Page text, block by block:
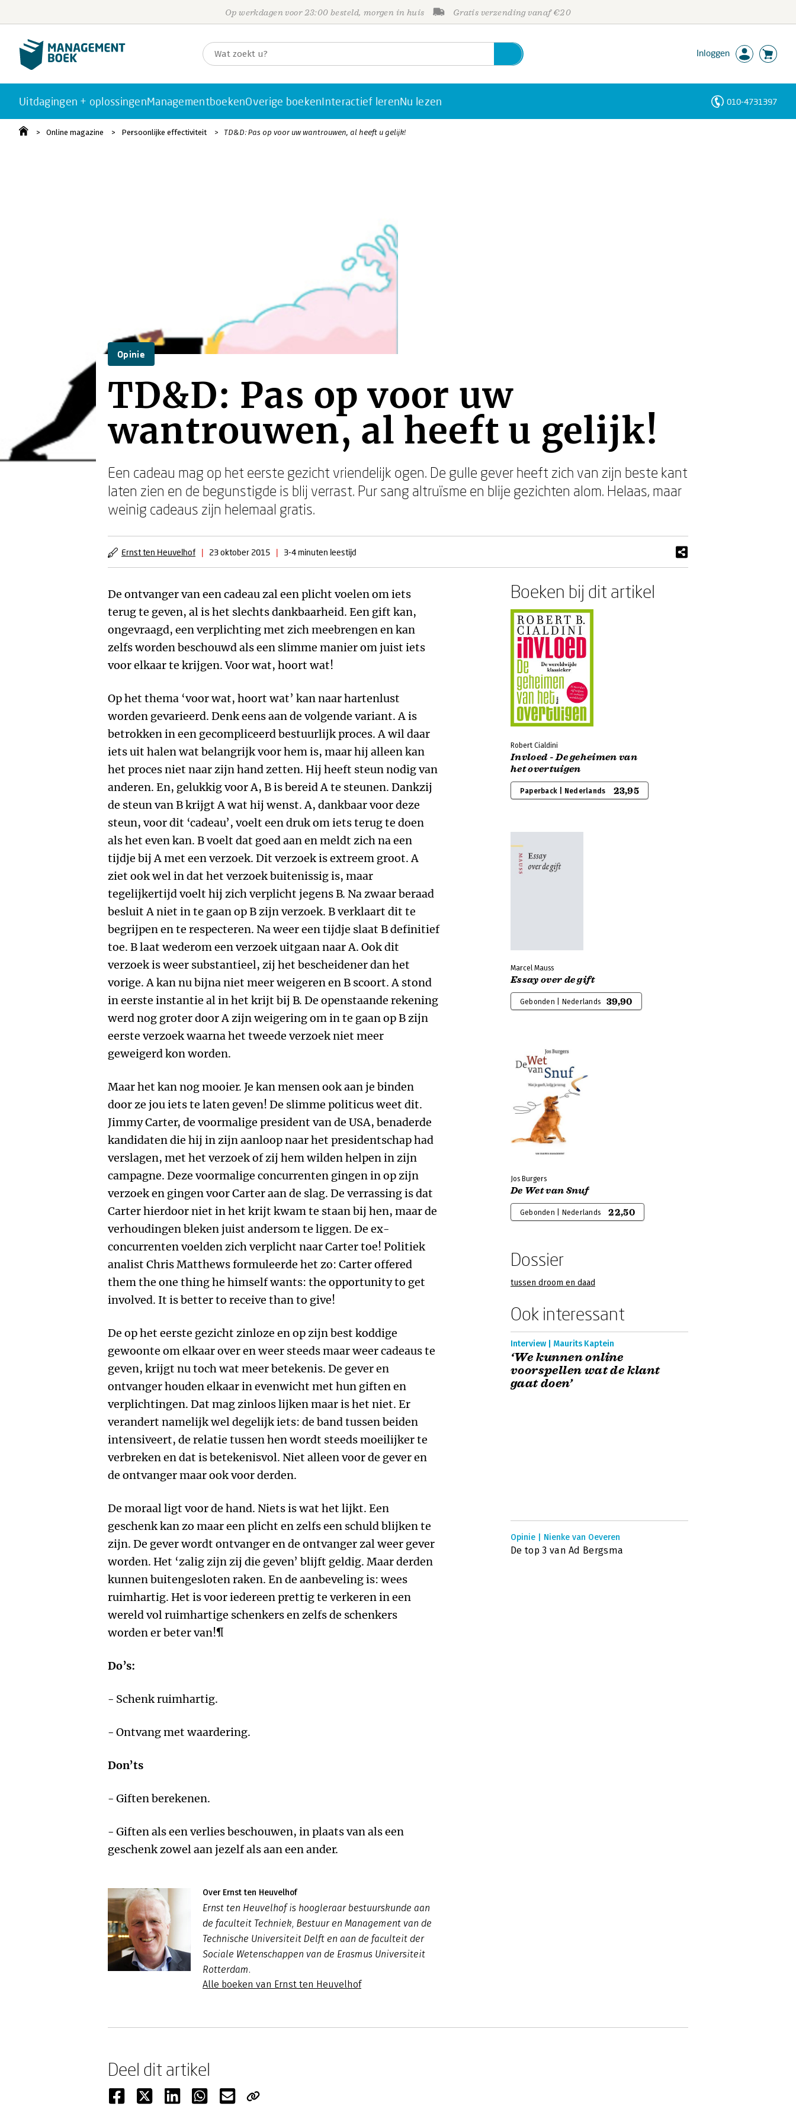
Op werkdagen voor 23:00 besteld, morgen in huis Gratis verzending vanaf €20
Inloggen
Uitdagingen + oplossingenManagementboekenOverige boekenInteractief lerenNu lezen 010-4731397
Online magazine Persoonlijke effectiviteit TD&D: Pas op voor uw wantrouwen, al heeft u gelijk!
Opinie
TD&D: Pas op voor uw
wantrouwen, al heeft u gelijk!
Een cadeau mag op het eerste gezicht vriendelijk ogen. De gulle gever heeft zich van zijn beste kant
laten zien en de begunstigde is blij verrast. Pur sang altruïsme en blije gezichten alom. Helaas, maar
weinig cadeaus zijn helemaal gratis.
Ernst ten Heuvelhof | 23 oktober 2015 | 3-4 minuten leestijd
De ontvanger van een cadeau zal een plicht voelen om iets
terug te geven, al is het slechts dankbaarheid. Een gift kan,
ongevraagd, een verplichting met zich meebrengen en kan
zelfs worden beschouwd als een slimme manier om juist iets
voor elkaar te krijgen. Voor wat, hoort wat!
Op het thema ‘voor wat, hoort wat’ kan naar hartenlust
worden gevarieerd. Denk eens aan de volgende variant. A is
betrokken in een gecompliceerd bestuurlijk proces. A wil daar
iets uit halen wat belangrijk voor hem is, maar hij alleen kan
het proces niet naar zijn hand zetten. Hij heeft steun nodig van
anderen. En, gelukkig voor A, B is bereid A te steunen. Dankzij
de steun van B krijgt A wat hij wenst. A, dankbaar voor deze
steun, voor dit ‘cadeau’, voelt een druk om iets terug te doen
als het even kan. B voelt dat goed aan en meldt zich na een
tijdje bij A met een verzoek. Dit verzoek is extreem groot. A
ziet ook wel in dat het verzoek buitenissig is, maar
tegelijkertijd voelt hij zich verplicht jegens B. Na zwaar beraad
besluit A niet in te gaan op B zijn verzoek. B verklaart dit te
begrijpen en te respecteren. Na weer een tijdje slaat B definitief
toe. B laat wederom een verzoek uitgaan naar A. Ook dit
verzoek is weer substantieel, zij het bescheidener dan het
vorige. A kan nu bijna niet meer weigeren en B scoort. A stond
in eerste instantie al in het krijt bij B. De openstaande rekening
werd nog groter door A zijn weigering om in te gaan op B zijn
eerste verzoek waarna het tweede verzoek niet meer
geweigerd kon worden.
Maar het kan nog mooier. Je kan mensen ook aan je binden
door ze jou iets te laten geven! De slimme politicus weet dit.
Jimmy Carter, de voormalige president van de USA, benaderde
kandidaten die hij in zijn aanloop naar het presidentschap had
verslagen, met het verzoek of zij hem wilden helpen in zijn
campagne. Deze voormalige concurrenten gingen in op zijn
verzoek en gingen voor Carter aan de slag. De verrassing is dat
Carter hierdoor niet in het krijt kwam te staan bij hen, maar de
verhoudingen bleken juist andersom te liggen. De ex-
concurrenten voelden zich verplicht naar Carter toe! Politiek
analist Chris Matthews formuleerde het zo: Carter offered
them the one thing he himself wants: the opportunity to get
involved. It is better to receive than to give!
De op het eerste gezicht zinloze en op zijn best koddige
gewoonte om elkaar over en weer steeds maar weer cadeaus te
geven, krijgt nu toch wat meer betekenis. De gever en
ontvanger houden elkaar in evenwicht met hun giften en
verplichtingen. Dat mag zinloos lijken maar is het niet. Er
verandert namelijk wel degelijk iets: de band tussen beiden
intensiveert, de relatie tussen hen wordt steeds moeilijker te
verbreken en dat is betekenisvol. Niet alleen voor de gever en
de ontvanger maar ook voor derden.
De moraal ligt voor de hand. Niets is wat het lijkt. Een
geschenk kan zo maar een plicht en zelfs een schuld blijken te
zijn. De gever wordt ontvanger en de ontvanger zal weer gever
worden. Het ‘zalig zijn zij die geven’ blijft geldig. Maar derden
kunnen buitengesloten raken. En de aanbeveling is: wees
ruimhartig. Het is voor iedereen prettig te verkeren in een
wereld vol ruimhartige schenkers en zelfs de schenkers
worden er beter van!¶
Do’s:
- Schenk ruimhartig.
- Ontvang met waardering.
Don’ts
- Giften berekenen.
- Giften als een verlies beschouwen, in plaats van als een
geschenk zowel aan jezelf als aan een ander.
Over Ernst ten Heuvelhof
Ernst ten Heuvelhof is hoogleraar bestuurskunde aan
de faculteit Techniek, Bestuur en Management van de
Technische Universiteit Delft en aan de faculteit der
Sociale Wetenschappen van de Erasmus Universiteit
Rotterdam.
Alle boeken van Ernst ten Heuvelhof
Boeken bij dit artikel
Robert Cialdini
Invloed - De geheimen van
het overtuigen
Paperback | Nederlands 23,95
Marcel Mauss
Essay over de gift
Gebonden | Nederlands 39,90
Jos Burgers
De Wet van Snuf
Gebonden | Nederlands 22,50
Dossier
tussen droom en daad
Ook interessant
Interview | Maurits Kaptein
‘We kunnen online
voorspellen wat de klant
gaat doen’
Opinie | Nienke van Oeveren
De top 3 van Ad Bergsma
Deel dit artikel
Personen